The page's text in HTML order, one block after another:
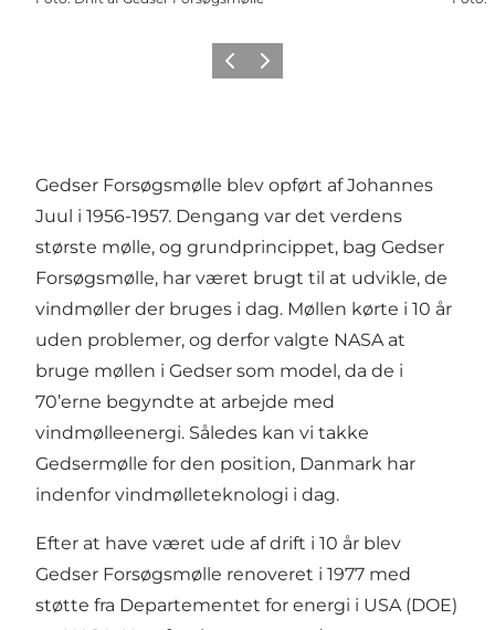
ForrigeNæste
Gedser Forsøgsmølle blev opført af Johannes
Juul i 1956-1957. Dengang var det verdens
største mølle, og grundprincippet, bag Gedser
Forsøgsmølle, har været brugt til at udvikle, de
vindmøller der bruges i dag. Møllen kørte i 10 år
uden problemer, og derfor valgte NASA at
bruge møllen i Gedser som model, da de i
70’erne begyndte at arbejde med
vindmølleenergi. Således kan vi takke
Gedsermølle for den position, Danmark har
indenfor vindmølleteknologi i dag.
Efter at have været ude af drift i 10 år blev
Gedser Forsøgsmølle renoveret i 1977 med
støtte fra Departementet for energi i USA (DOE)